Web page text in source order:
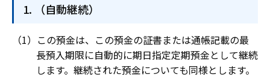
（自動継続）
この預金は、この預金の証書または通帳記載の最
長預入期限に自動的に期日指定定期預金として継続
します。継続された預金についても同様とします。